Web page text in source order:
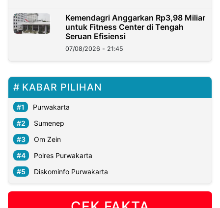
Kemendagri Anggarkan Rp3,98 Miliar
untuk Fitness Center di Tengah
Seruan Efisiensi
07/08/2026 - 21:45
KABAR PILIHAN
Purwakarta
Sumenep
Om Zein
Polres Purwakarta
Diskominfo Purwakarta